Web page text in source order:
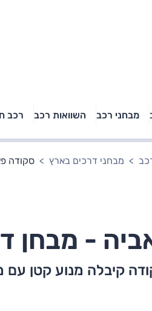
מבחני רכב השוואות רכב רכב
באיזה רכב פנאי נוסעת
מבחני דרכים בארץ סקודה
דרכים (1.0 ל'
קיבלה מנוע קטן עם